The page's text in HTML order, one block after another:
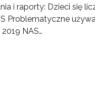
i raporty: Dzieci się
Problematyczne
NAS…